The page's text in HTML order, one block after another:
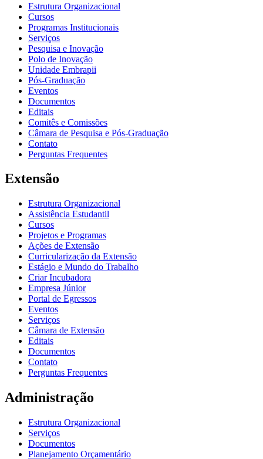
Estrutura Organizacional
Cursos
Programas Institucionais
Serviços
Pesquisa e Inovação
Polo de Inovação
Unidade Embrapii
Pós-Graduação
Eventos
Documentos
Editais
Comitês e Comissões
Câmara de Pesquisa e Pós-Graduação
Contato
Perguntas Frequentes
Extensão
Estrutura Organizacional
Assistência Estudantil
Cursos
Projetos e Programas
Ações de Extensão
Curricularização da Extensão
Estágio e Mundo do Trabalho
Criar Incubadora
Empresa Júnior
Portal de Egressos
Eventos
Serviços
Câmara de Extensão
Editais
Documentos
Contato
Perguntas Frequentes
Administração
Estrutura Organizacional
Serviços
Documentos
Planejamento Orçamentário